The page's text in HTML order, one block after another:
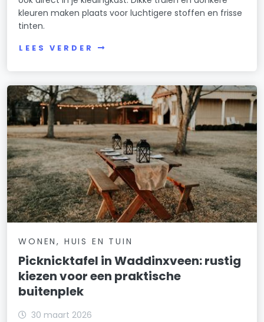
kleuren maken plaats voor luchtigere stoffen en frisse
tinten.
LEES VERDER
WONEN, HUIS EN TUIN
Picknicktafel in Waddinxveen: rustig
kiezen voor een praktische
buitenplek
30 maart 2026